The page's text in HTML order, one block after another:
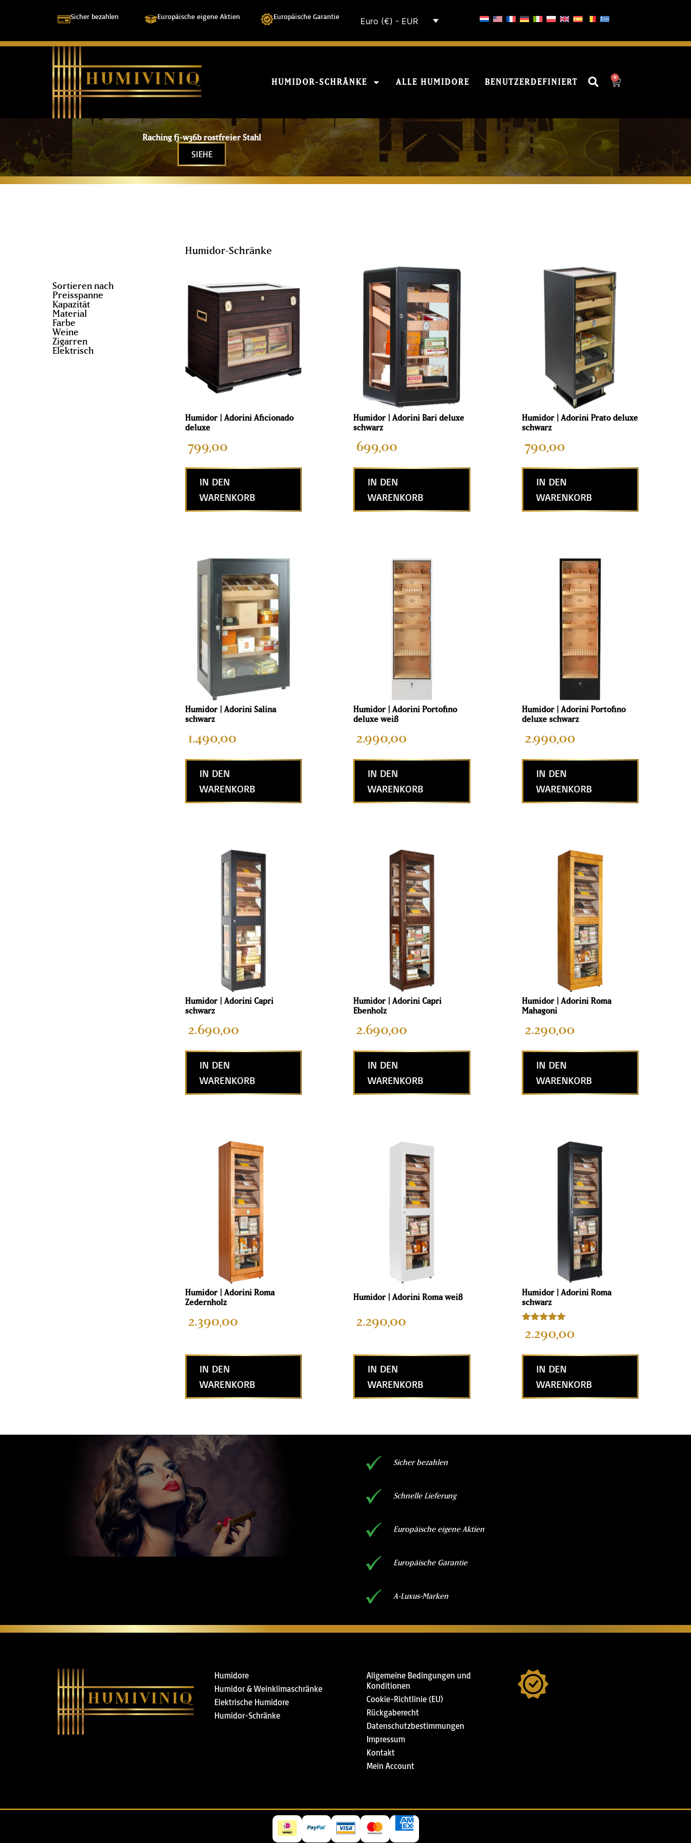
Sicher bezahlen Europäische eigene Aktien Europäische Garantie Euro (€) - EUR
HUMIDOR-SCHRÄNKE ALLE HUMIDORE BENUTZERDEFINIERT
0
Raching fj-w36b rostfreier Stahl
SIEHE
Sortieren nach
Preisspanne
Kapazität
Material
Farbe
Weine
Zigarren
Elektrisch
Humidor-Schränke
Humidor | Adorini Aficionado
deluxe
799,00
IN DEN
WARENKORB
Humidor | Adorini Bari deluxe
schwarz
699,00
IN DEN
WARENKORB
Humidor | Adorini Prato deluxe
schwarz
790,00
IN DEN
WARENKORB
Humidor | Adorini Salina
schwarz
1.490,00
IN DEN
WARENKORB
Humidor | Adorini Portofino
deluxe weiß
2.990,00
IN DEN
WARENKORB
Humidor | Adorini Portofino
deluxe schwarz
2.990,00
IN DEN
WARENKORB
Humidor | Adorini Capri
schwarz
2.690,00
IN DEN
WARENKORB
Humidor | Adorini Capri
Ebenholz
2.690,00
IN DEN
WARENKORB
Humidor | Adorini Roma
Mahagoni
2.290,00
IN DEN
WARENKORB
Humidor | Adorini Roma
Zedernholz
2.390,00
IN DEN
WARENKORB
Humidor | Adorini Roma weiß
2.290,00
IN DEN
WARENKORB
Humidor | Adorini Roma
schwarz
5.00
2.290,00
IN DEN
WARENKORB
Sicher bezahlen
Schnelle Lieferung
Europäische eigene Aktien
Europäische Garantie
A-Luxus-Marken
Humidore
Humidor & Weinklimaschränke
Elektrische Humidore
Humidor-Schränke
Allgemeine Bedingungen und
Konditionen
Cookie-Richtlinie (EU)
Rückgaberecht
Datenschutzbestimmungen
Impressum
Kontakt
Mein Account